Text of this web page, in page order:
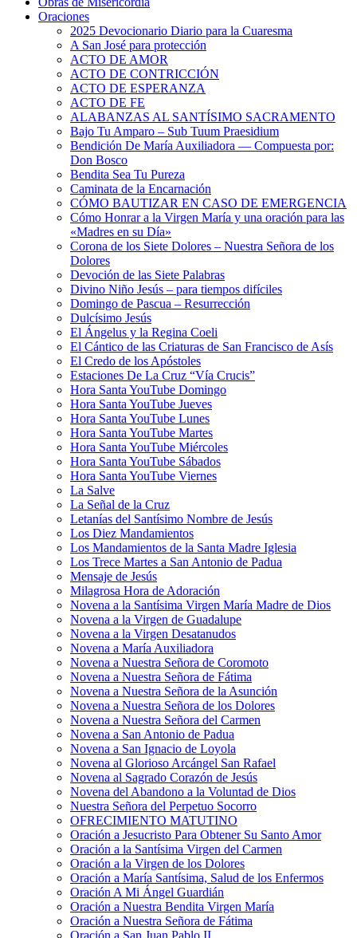
Oraciones
2025 Devocionario Diario para la Cuaresma
A San José para protección
ACTO DE AMOR
ACTO DE CONTRICCIÓN
ACTO DE ESPERANZA
ACTO DE FE
ALABANZAS AL SANTÍSIMO SACRAMENTO
Bajo Tu Amparo – Sub Tuum Praesidium
Bendición De María Auxiliadora — Compuesta por:
Don Bosco
Bendita Sea Tu Pureza
Caminata de la Encarnación
CÓMO BAUTIZAR EN CASO DE EMERGENCIA
Cómo Honrar a la Virgen María y una oración para las
«Madres en su Día»
Corona de los Siete Dolores – Nuestra Señora de los
Dolores
Devoción de las Siete Palabras
Divino Niño Jesús – para tiempos difíciles
Domingo de Pascua – Resurrección
Dulcísimo Jesús
El Ángelus y la Regina Coeli
El Cántico de las Criaturas de San Francisco de Asís
El Credo de los Apóstoles
Estaciones De La Cruz “Vía Crucis”
Hora Santa YouTube Domingo
Hora Santa YouTube Jueves
Hora Santa YouTube Lunes
Hora Santa YouTube Martes
Hora Santa YouTube Miércoles
Hora Santa YouTube Sábados
Hora Santa YouTube Viernes
La Salve
La Señal de la Cruz
Letanías del Santísimo Nombre de Jesús
Los Diez Mandamientos
Los Mandamientos de la Santa Madre Iglesia
Los Trece Martes a San Antonio de Padua
Mensaje de Jesús
Milagrosa Hora de Adoración
Novena a la Santísima Virgen María Madre de Dios
Novena a la Virgen de Guadalupe
Novena a la Virgen Desatanudos
Novena a María Auxiliadora
Novena a Nuestra Señora de Coromoto
Novena a Nuestra Señora de Fátima
Novena a Nuestra Señora de la Asunción
Novena a Nuestra Señora de los Dolores
Novena a Nuestra Señora del Carmen
Novena a San Antonio de Padua
Novena a San Ignacio de Loyola
Novena al Glorioso Arcángel San Rafael
Novena al Sagrado Corazón de Jesús
Novena del Abandono a la Voluntad de Dios
Nuestra Señora del Perpetuo Socorro
OFRECIMIENTO MATUTINO
Oración a Jesucristo Para Obtener Su Santo Amor
Oración a la Santísima Virgen del Carmen
Oración a la Virgen de los Dolores
Oración a María Santísima, Salud de los Enfermos
Oración A Mi Ángel Guardián
Oración a Nuestra Bendita Virgen María
Oración a Nuestra Señora de Fátima